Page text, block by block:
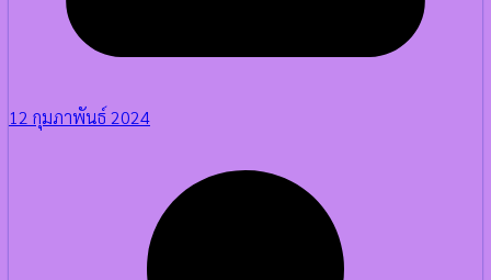
12 กุมภาพันธ์ 2024